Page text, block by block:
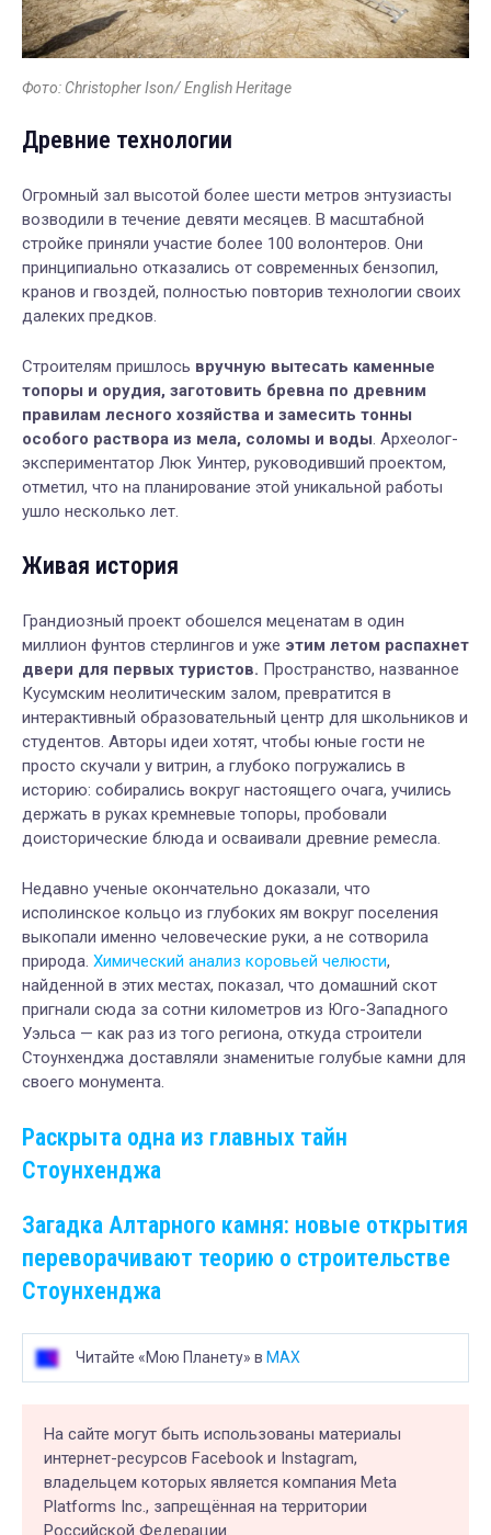
Фото: Christopher Ison/ English Heritage
Древние технологии
Огромный зал высотой более шести метров энтузиасты
возводили в течение девяти месяцев. В масштабной
стройке приняли участие более 100 волонтеров. Они
принципиально отказались от современных бензопил,
кранов и гвоздей, полностью повторив технологии своих
далеких предков.
Строителям пришлось вручную вытесать каменные
топоры и орудия, заготовить бревна по древним
правилам лесного хозяйства и замесить тонны
особого раствора из мела, соломы и воды. Археолог-
экспериментатор Люк Уинтер, руководивший проектом,
отметил, что на планирование этой уникальной работы
ушло несколько лет.
Живая история
Грандиозный проект обошелся меценатам в один
миллион фунтов стерлингов и уже этим летом распахнет
двери для первых туристов. Пространство, названное
Кусумским неолитическим залом, превратится в
интерактивный образовательный центр для школьников и
студентов. Авторы идеи хотят, чтобы юные гости не
просто скучали у витрин, а глубоко погружались в
историю: собирались вокруг настоящего очага, учились
держать в руках кремневые топоры, пробовали
доисторические блюда и осваивали древние ремесла.
Недавно ученые окончательно доказали, что
исполинское кольцо из глубоких ям вокруг поселения
выкопали именно человеческие руки, а не сотворила
природа. Химический анализ коровьей челюсти,
найденной в этих местах, показал, что домашний скот
пригнали сюда за сотни километров из Юго-Западного
Уэльса — как раз из того региона, откуда строители
Стоунхенджа доставляли знаменитые голубые камни для
своего монумента.
Раскрыта одна из главных тайн
Стоунхенджа
Загадка Алтарного камня: новые открытия
переворачивают теорию о строительстве
Стоунхенджа
Читайте «Мою Планету» в MAX
На сайте могут быть использованы материалы
интернет-ресурсов Facebook и Instagram,
владельцем которых является компания Meta
Platforms Inc., запрещённая на территории
Российской Федерации.